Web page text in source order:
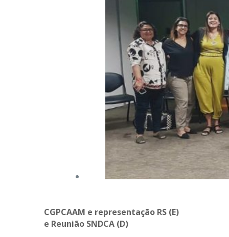
CGPCAAM e representação RS (E)
e Reunião SNDCA (D)